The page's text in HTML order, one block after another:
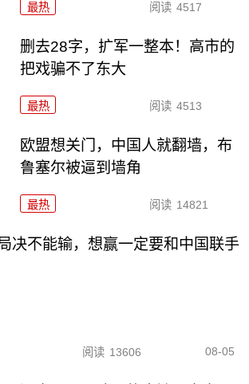
最热 阅读 4517
删去28字，扩军一整本！高市的
把戏骗不了东大
最热 阅读 4513
欧盟想关门，中国人就翻墙，布
鲁塞尔被逼到墙角
最热 阅读 14821
决不能输，想赢一定要和中国联手
阅读 13606 08-05